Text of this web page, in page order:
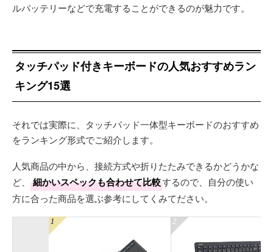
ルバッテリーなどで充電することができるのが魅力です。
タッチパッド付きキーボードの人気おすすめラン
キング15選
それでは実際に、タッチパッド一体型キーボードのおすすめ
をランキング形式でご紹介します。
人気商品の中から、接続方式や折りたたみできるかどうかな
ど、
細かいスペックも合わせて比較するので、自分の使い
方に合った商品を選ぶ参考にしてくみてださい。